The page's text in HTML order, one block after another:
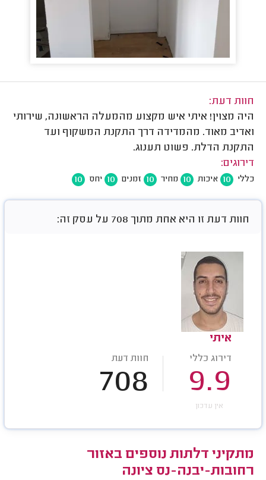
חוות דעת:
היה מצוין! איתי איש מקצוע מהמעלה הראשונה, שירותי
ואדיב מאוד. מהמדידה דרך התקנת המשקוף ועד
התקנת הדלת. פשוט תענוג.
דירוגים:
כללי 10 איכות 10 מחיר 10 זמנים 10 יחס 10
חוות דעת זו היא אחת מתוך 708 על עסק זה:
איתי
דירוג כללי
9.9
חוות דעת
708
אין עדכון
מתקיני דלתות נוספים באזור
רחובות-יבנה-נס ציונה